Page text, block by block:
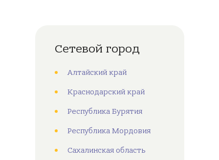
Сетевой город
Алтайский край
Краснодарский край
Республика Бурятия
Республика Мордовия
Сахалинская область